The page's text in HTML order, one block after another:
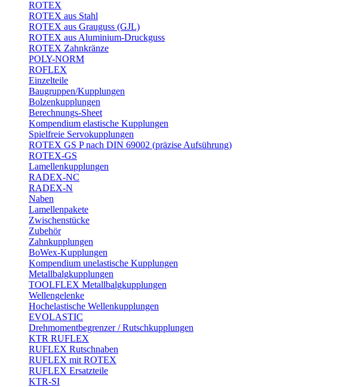
ROTEX
ROTEX aus Stahl
ROTEX aus Grauguss (GJL)
ROTEX aus Aluminium-Druckguss
ROTEX Zahnkränze
POLY-NORM
ROFLEX
Einzelteile
Baugruppen/Kupplungen
Bolzenkupplungen
Berechnungs-Sheet
Kompendium elastische Kupplungen
Spielfreie Servokupplungen
ROTEX GS P nach DIN 69002 (präzise Aufsührung)
ROTEX-GS
Lamellenkupplungen
RADEX-NC
RADEX-N
Naben
Lamellenpakete
Zwischenstücke
Zubehör
Zahnkupplungen
BoWex-Kupplungen
Kompendium unelastische Kupplungen
Metallbalgkupplungen
TOOLFLEX Metallbalgkupplungen
Wellengelenke
Hochelastische Wellenkupplungen
EVOLASTIC
Drehmomentbegrenzer / Rutschkupplungen
KTR RUFLEX
RUFLEX Rutschnaben
RUFLEX mit ROTEX
RUFLEX Ersatzteile
KTR-SI